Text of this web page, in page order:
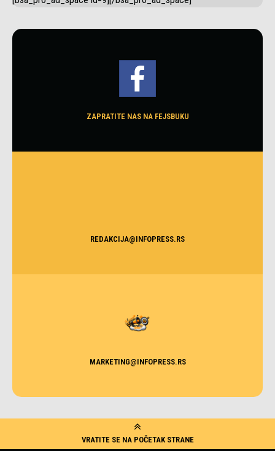
ZAPRATITE NAS NA FEJSBUKU
REDAKCIJA@INFOPRESS.RS
MARKETING@INFOPRESS.RS
VRATITE SE NA POČETAK STRANE